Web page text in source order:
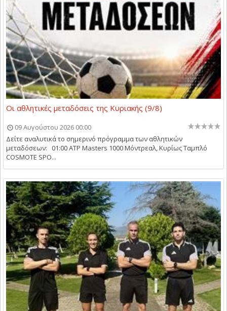
Οι αθλητικές μεταδόσεις της Κυριακής (9/8)
09 Αυγούστου 2026 00:00
Δείτε αναλυτικά το σημερινό πρόγραμμα των αθλητικών
μεταδόσεων: 01:00 ATP Masters 1000 Μόντρεαλ, Κυρίως Ταμπλό
COSMOTE SPO...